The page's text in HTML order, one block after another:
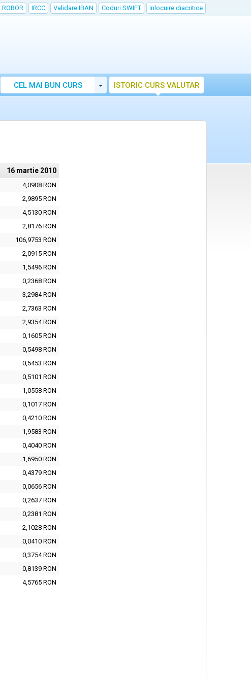
ROBOR IRCC Validare IBAN Coduri SWIFT Inlocuire diacritice
CEL MAI BUN CURS Toggle Dropdown
ISTORIC CURS VALUTAR
16 martie 2010
4,0908 RON
2,9895 RON
4,5130 RON
2,8176 RON
106,9753 RON
2,0915 RON
1,5496 RON
0,2368 RON
3,2984 RON
2,7363 RON
2,9354 RON
0,1605 RON
0,5498 RON
0,5453 RON
0,5101 RON
1,0558 RON
0,1017 RON
0,4210 RON
1,9583 RON
0,4040 RON
1,6950 RON
0,4379 RON
0,0656 RON
0,2637 RON
0,2381 RON
2,1028 RON
0,0410 RON
0,3754 RON
0,8139 RON
4,5765 RON